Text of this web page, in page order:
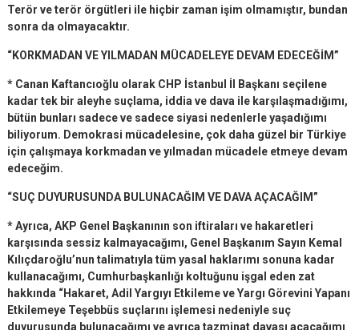
Terör ve terör örgütleri ile hiçbir zaman işim olmamıştır, bundan
sonra da olmayacaktır.
“KORKMADAN VE YILMADAN MÜCADELEYE DEVAM EDECEĞİM”
* Canan Kaftancıoğlu olarak CHP İstanbul İl Başkanı seçilene
kadar tek bir aleyhe suçlama, iddia ve dava ile karşılaşmadığımı,
bütün bunları sadece ve sadece siyasi nedenlerle yaşadığımı
biliyorum. Demokrasi mücadelesine, çok daha güzel bir Türkiye
için çalışmaya korkmadan ve yılmadan mücadele etmeye devam
edeceğim.
“SUÇ DUYURUSUNDA BULUNACAĞIM VE DAVA AÇACAĞIM”
* Ayrıca, AKP Genel Başkanının son iftiraları ve hakaretleri
karşısında sessiz kalmayacağımı, Genel Başkanım Sayın Kemal
Kılıçdaroğlu’nun talimatıyla tüm yasal haklarımı sonuna kadar
kullanacağımı, Cumhurbaşkanlığı koltuğunu işgal eden zat
hakkında “Hakaret, Adil Yargıyı Etkileme ve Yargı Görevini Yapanı
Etkilemeye Teşebbüs suçlarını işlemesi nedeniyle suç
duyurusunda bulunacağımı ve ayrıca tazminat davası açacağımı